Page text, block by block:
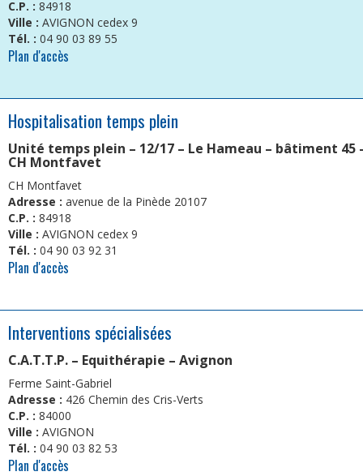
C.P. : 84918
Ville : AVIGNON cedex 9
Tél. : 04 90 03 89 55
Plan d'accès
Hospitalisation temps plein
Unité temps plein – 12/17 – Le Hameau – bâtiment 45
CH Montfavet
CH Montfavet
Adresse : avenue de la Pinède 20107
C.P. : 84918
Ville : AVIGNON cedex 9
Tél. : 04 90 03 92 31
Plan d'accès
Interventions spécialisées
C.A.T.T.P. – Equithérapie – Avignon
Ferme Saint-Gabriel
Adresse : 426 Chemin des Cris-Verts
C.P. : 84000
Ville : AVIGNON
Tél. : 04 90 03 82 53
Plan d'accès